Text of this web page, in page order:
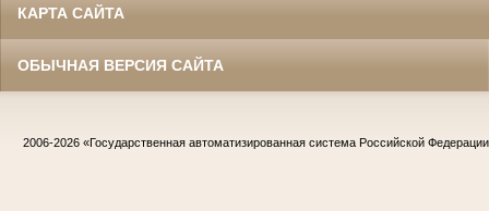
КАРТА САЙТА
ОБЫЧНАЯ ВЕРСИЯ САЙТА
2006-2026 «Государственная автоматизированная система Российской